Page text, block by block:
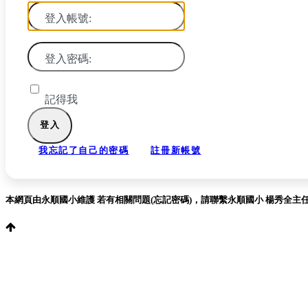
登入帳號:
登入密碼:
記得我
我忘記了自己的密碼 註冊新帳號
本網頁由永順國小維護 若有相關問題(忘記密碼)，請聯繫永順國小 楊秀全主